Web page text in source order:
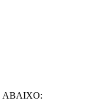
ABAIXO: